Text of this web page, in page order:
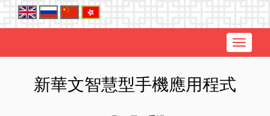
Toggle
新華文智慧型手機應用程式